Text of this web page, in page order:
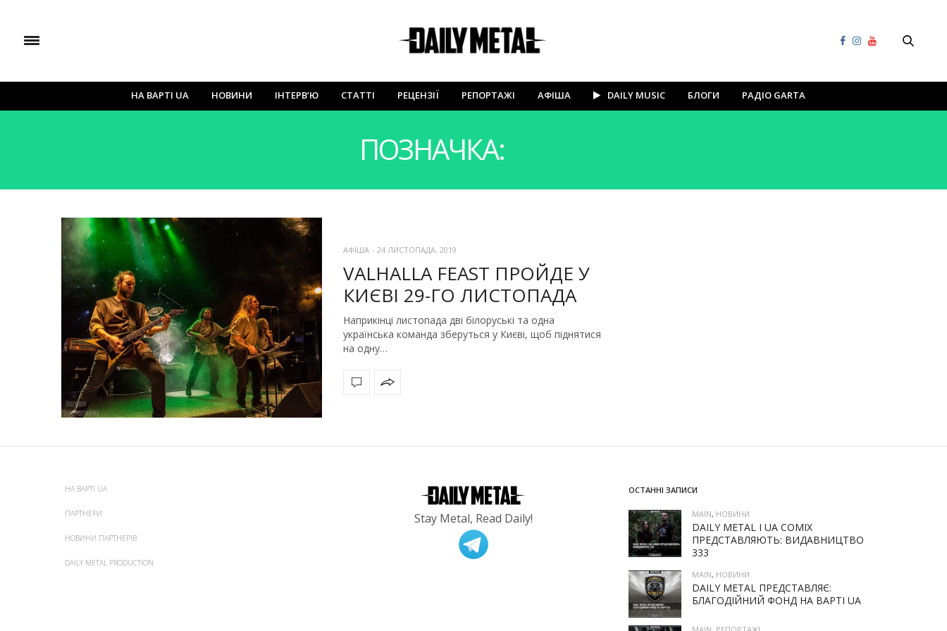
НА ВАРТІ UA НОВИНИ ІНТЕРВ’Ю СТАТТІ РЕЦЕНЗІЇ РЕПОРТАЖІ АФІША DAILY MUSIC БЛОГИ РАДІО GARTA
ПОЗНАЧКА:
АФІША - 24 ЛИСТОПАДА, 2019
VALHALLA FEAST ПРОЙДЕ У
КИЄВІ 29-ГО ЛИСТОПАДА
Наприкінці листопада дві білоруські та одна
українська команда зберуться у Києві, щоб піднятися
на одну…
НА ВАРТІ UA
ПАРТНЕРИ
НОВИНИ ПАРТНЕРІВ
DAILY METAL PRODUCTION
Stay Metal, Read Daily!
ОСТАННІ ЗАПИСИ
MAIN, НОВИНИ
DAILY METAL І UA COMIX
ПРЕДСТАВЛЯЮТЬ: ВИДАВНИЦТВО
333
MAIN, НОВИНИ
DAILY METAL ПРЕДСТАВЛЯЄ:
БЛАГОДІЙНИЙ ФОНД НА ВАРТІ UA